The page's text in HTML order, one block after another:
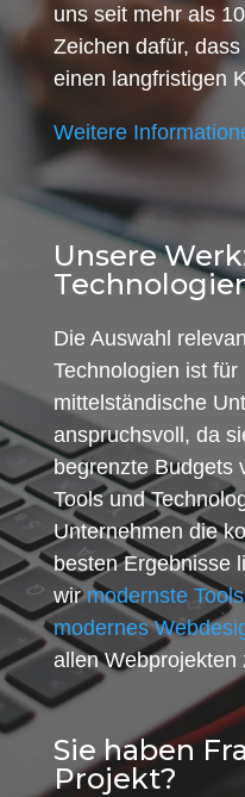
uns seit mehr als
Zeichen dafür,
einen langfristigen
Weitere
Unsere
Die Auswahl
Technologien ist für
mittelständische
anspruchsvoll, da
begrenzte Budgets
Tools und
Unternehmen die
besten Ergebnisse
wirmodernste
modernes
allen Webprojekten
Sie haben
Projekt?